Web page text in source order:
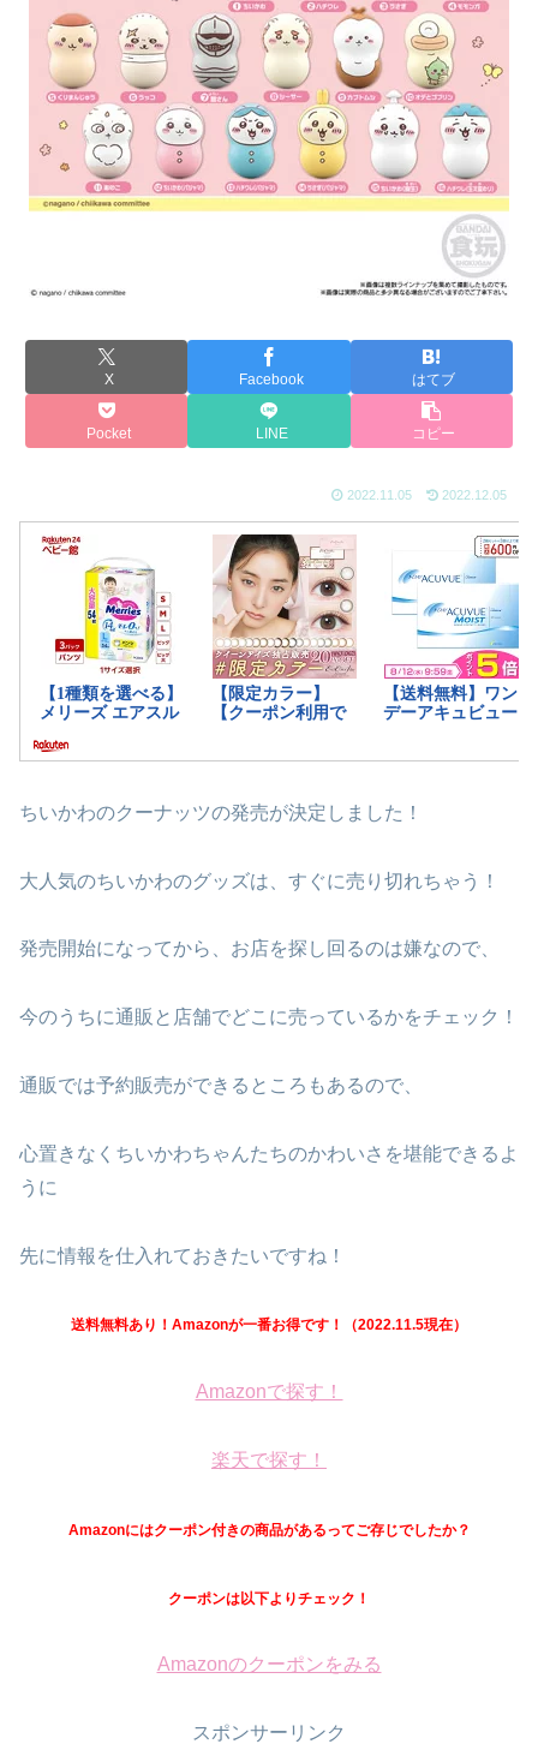
X Facebook はてブ
Pocket LINE コピー
2022.11.05 2022.12.05
ちいかわのクーナッツの発売が決定しました！
大人気のちいかわのグッズは、すぐに売り切れちゃう！
発売開始になってから、お店を探し回るのは嫌なので、
今のうちに通販と店舗でどこに売っているかをチェック！
通販では予約販売ができるところもあるので、
心置きなくちいかわちゃんたちのかわいさを堪能できるよ
うに
先に情報を仕入れておきたいですね！
送料無料あり！Amazonが一番お得です！（2022.11.5現在）
Amazonで探す！
楽天で探す！
Amazonにはクーポン付きの商品があるってご存じでしたか？
クーポンは以下よりチェック！
Amazonのクーポンをみる
スポンサーリンク